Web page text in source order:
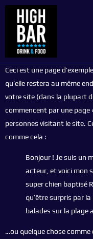
Ceci est une page
qu’elle restera au même
votre site (dans la plupart
commencent par une page
personnes visitant le site.
comme cela :
Bonjour ! Je suis un
acteur, et voici mon
super chien baptisé
qu’être surpris par
balades sur la plage
…ou quelque chose comme